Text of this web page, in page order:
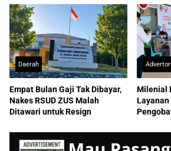
Daerah
Empat Bulan Gaji Tak Dibayar,
Nakes RSUD ZUS Malah
Ditawari untuk Resign
Milenial
Layanan